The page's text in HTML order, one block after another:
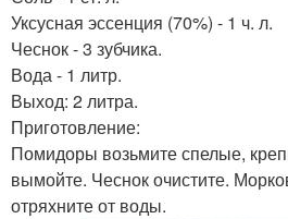
Уксусная эссенция (70%) - 1 ч. л.
Чеснок - 3 зубчика.
Вода - 1 литр.
Выход: 2 литра.
Приготовление:
Помидоры возьмите спелые,
вымойте. Чеснок очистите.
отряхните от воды.